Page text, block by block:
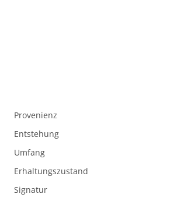
Provenienz
Entstehung
Umfang
Erhaltungszustand
Signatur